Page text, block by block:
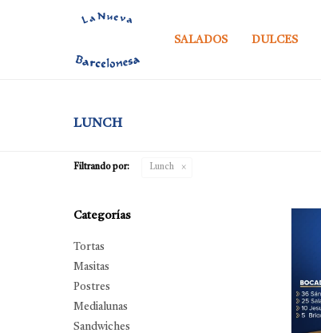
SALADOS DULCES
LUNCH
Filtrando por: Lunch
Categorías
Tortas
Masitas
Postres
Medialunas
Sandwiches